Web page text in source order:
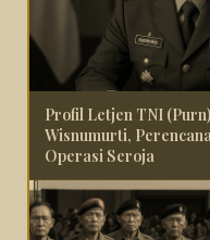
Profil Letjen TNI
Wisnumurti,
Operasi Seroja